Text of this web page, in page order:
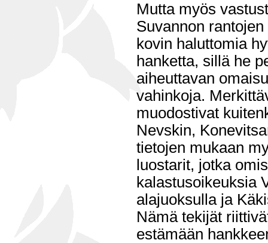
Mutta myös
Suvannon
kovin haluttomia
hanketta, sillä he
aiheuttavan
vahinkoja.
muodostivat
Nevskin,
tietojen mukaan
luostarit, jotka
kalastusoikeuksia
alajuoksulla ja
Nämä tekijät
estämään